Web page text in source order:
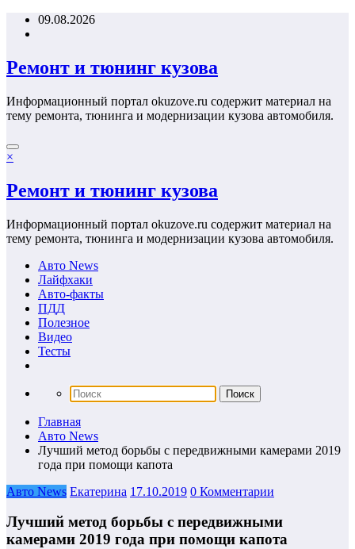
Перейти09.08.2026
Ремонт и тюнинг кузова
Информационный портал okuzove.ru содержит материал на
тему ремонта, тюнинга и модернизации кузова автомобиля.
×
Ремонт и тюнинг кузова
Информационный портал okuzove.ru содержит материал на
тему ремонта, тюнинга и модернизации кузова автомобиля.
Авто News
Лайфхаки
Авто-факты
ПДД
Полезное
Видео
Тесты
Главная
Авто News
Лучший метод борьбы с передвижными камерами 2019
года при помощи капота
Авто News Екатерина 17.10.2019 0 Комментарии
Лучший метод борьбы с передвижными
камерами 2019 года при помощи капота